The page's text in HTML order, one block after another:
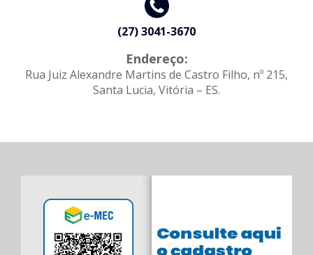
(27) 3041-3670
Endereço:
Rua Juiz Alexandre Martins de Castro Filho, nº 215,
Santa Lucia, Vitória – ES.